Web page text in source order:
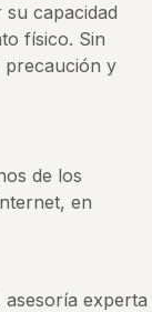
capacidad
físico. Sin
precaución y
de los
en
asesoría experta